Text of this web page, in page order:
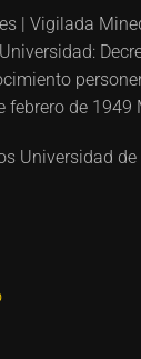
| Vigilada
febrero de 1949
Universidad